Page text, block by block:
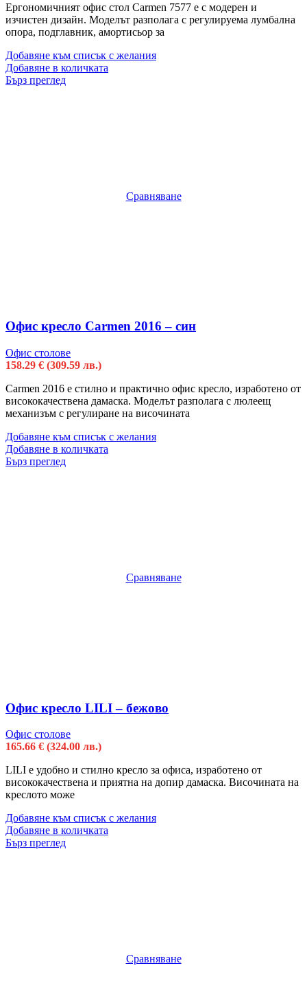
Ергономичният офис стол Carmen 7577 е с модерен и
изчистен дизайн. Моделът разполага с регулируема лумбална
опора, подглавник, амортисьор за
Добавяне към списък с желания
Добавяне в количката
Бърз преглед
Сравняване
Офис кресло Carmen 2016 – син
Офис столове
158.29 € (309.59 лв.)
Carmen 2016 е стилно и практично офис кресло, изработено от
висококачествена дамаска. Моделът разполага с люлеещ
механизъм с регулиране на височината
Добавяне към списък с желания
Добавяне в количката
Бърз преглед
Сравняване
Офис кресло LILI – бежово
Офис столове
165.66 € (324.00 лв.)
LILI e удобно и стилно кресло за офиса, изработено от
висококачествена и приятна на допир дамаска. Височината на
креслото може
Добавяне към списък с желания
Добавяне в количката
Бърз преглед
Сравняване